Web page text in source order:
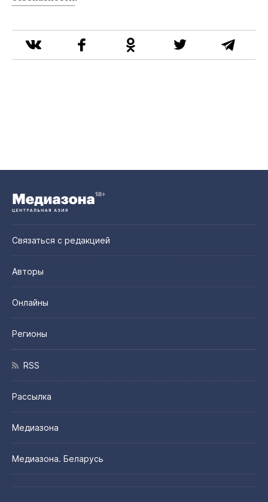
Связаться с редакцией
Авторы
Онлайны
Регионы
RSS
Рассылка
Медиазона
Медиазона. Беларусь